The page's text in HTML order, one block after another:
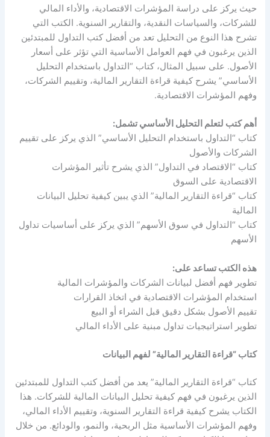
حيث يركز على دراسة المؤشرات الاقتصادية، والأداء المالي
للشركات، والسياسات النقدية، والتقارير السنوية. الكتب التي
تشرح هذا النوع من التحليل تعد من أفضل كتب التداول للمبتدئين
الذين يرغبون في فهم العوامل الأساسية التي تؤثر على أسعار
الأصول. على سبيل المثال، كتاب “التداول باستخدام التحليل
الأساسي” يشرح كيفية قراءة التقارير المالية، وتقييم الشركات،
وفهم المؤشرات الاقتصادية.
أهم كتب لتعلم التحليل الأساسي تشمل:
كتاب “التداول باستخدام التحليل الأساسي” الذي يركز على تقييم
الشركات والأصول
كتاب “الاقتصاد في التداول” الذي يشرح تأثير المؤشرات
الاقتصادية على السوق
كتاب “قراءة التقارير المالية” الذي يبين كيفية تحليل البيانات
المالية
كتاب “التداول في سوق الأسهم” الذي يركز على أساسيات تداول
الأسهم
هذه الكتب تساعد على:
تطوير فهم أفضل لبيانات الشركات والمؤشرات المالية
استخدام المؤشرات الاقتصادية في اتخاذ القرارات
تقييم الأصول بشكل دقيق قبل الشراء أو البيع
تطوير استراتيجيات تداول مبنية على الأداء المالي
كتاب “قراءة التقارير المالية” لفهم البيانات
كتاب “قراءة التقارير المالية” يعد من أفضل كتب التداول للمبتدئين
الذين يرغبون في فهم كيفية تحليل البيانات المالية للشركات. هذا
الكتاب يشرح كيفية قراءة التقارير السنوية، وتقييم الأداء المالي،
وفهم المؤشرات الأساسية مثل الربحية، والنمو، والودائع. من خلال